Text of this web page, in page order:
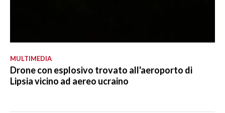
MULTIMEDIA
Drone con esplosivo trovato all'aeroporto di
Lipsia vicino ad aereo ucraino